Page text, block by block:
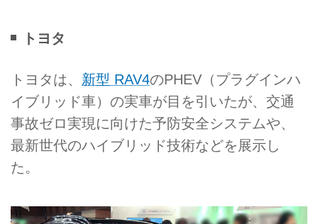
トヨタ
トヨタは、 新型 RAV4のPHEV（プラグインハ
イブリッド車）の実車が目を引いたが、交通
事故ゼロ実現に向けた予防安全システムや、
最新世代のハイブリッド技術などを展示し
た。